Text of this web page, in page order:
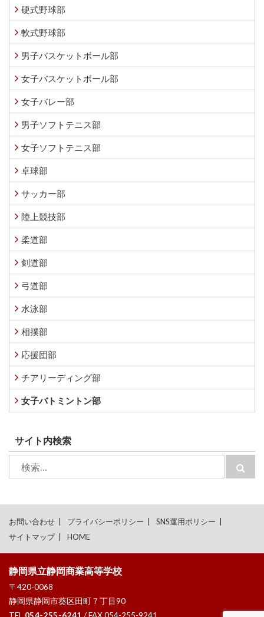
硬式野球部
軟式野球部
男子バスケットボール部
女子バスケットボール部
女子バレー部
男子ソフトテニス部
女子ソフトテニス部
卓球部
サッカー部
陸上競技部
柔道部
剣道部
弓道部
水泳部
相撲部
応援団部
チアリーディング部
女子バトミントン部
サイト内検索
索:
索
お問い合わせ プライバシーポリシー
SNS運用ポリシー
サイトマップ
HOME
静岡県立静岡商業高等学校
〒420-0068
静岡県静岡市葵区田町７丁目90